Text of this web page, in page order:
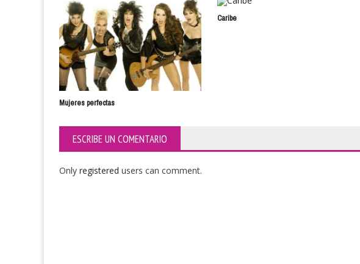
Mujeres perfectas
Caribe
ESCRIBE UN COMENTARIO
Only registered users can comment.